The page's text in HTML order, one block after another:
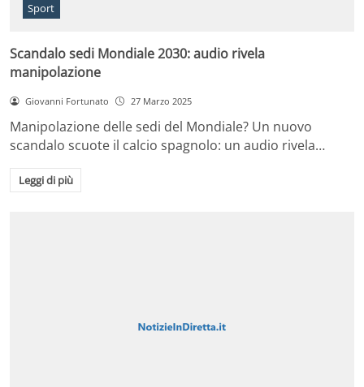
Sport
Scandalo sedi Mondiale 2030: audio rivela
manipolazione
Giovanni Fortunato 27 Marzo 2025
Manipolazione delle sedi del Mondiale? Un nuovo
scandalo scuote il calcio spagnolo: un audio rivela…
Leggi di più